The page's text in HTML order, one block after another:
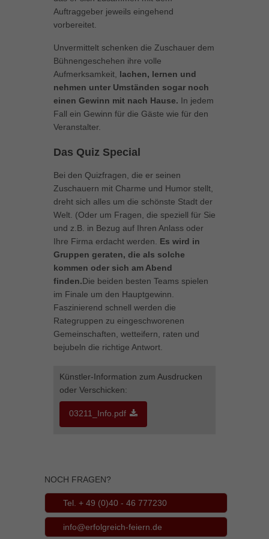
Auftraggeber jeweils eingehend
vorbereitet.
Unvermittelt schenken die Zuschauer dem
Bühnengeschehen ihre volle
Aufmerksamkeit, lachen, lernen und
nehmen unter Umständen sogar noch
einen Gewinn mit nach Hause. In jedem
Fall ein Gewinn für die Gäste wie für den
Veranstalter.
Das Quiz Special
Bei den Quizfragen, die er seinen
Zuschauern mit Charme und Humor stellt,
dreht sich alles um die schönste Stadt der
Welt. (Oder um Fragen, die speziell für Sie
und z.B. in Bezug auf Ihren Anlass oder
Ihre Firma erdacht werden. Es wird in
Gruppen geraten, die als solche
kommen oder sich am Abend
finden.Die beiden besten Teams spielen
im Finale um den Hauptgewinn.
Faszinierend schnell werden die
Rategruppen zu eingeschworenen
Gemeinschaften, wetteifern, raten und
bejubeln die richtige Antwort.
Künstler-Information zum Ausdrucken
oder Verschicken:
03211_Info.pdf
NOCH FRAGEN?
Tel. + 49 (0)40 - 46 777230
info@erfolgreich-feiern.de
können Ihre Einwilligung zu ganzen Kategorien geben oder sich
weitere Informationen anzeigen lassen und so nur bestimmte
Alle akzeptieren Speichern
Zurück
Datenschutzeinstellungen
Essenziell (1)
Essenzielle Cookies ermöglichen grundlegende Funktionen und sind für
Cookie-Informationen anzeigen
Marketing (1)
Marketing-Cookies werden von Drittanbietern oder Publishern verwendet,
um personalisierte Werbung anzuzeigen. Sie tun dies, indem sie
Besucher über Websites hinweg verfolgen.
Cookie-Informationen anzeigen
Externe Medien (5)
Inhalte von Videoplattformen und Social-Media-Plattformen werden
standardmäßig blockiert. Wenn Cookies von externen Medien akzeptiert
werden, bedarf der Zugriff auf diese Inhalte keiner manuellen Einwilligung
Cookie-Informationen anzeigen
powered by Borlabs Cookie Datenschutzerklärung